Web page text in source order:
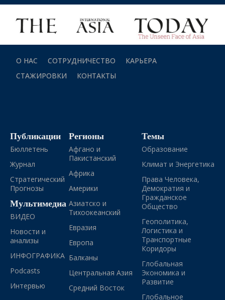
О НАС СОТРУДНИЧЕСТВО
КАРЬЕРА
СТАЖИРОВКИ
КОНТАКТЫ
Публикации
Бюллетень
Журнал
Стратегический
Прогнозы
Мультимедиа
ВИДЕО
Новости и
анализы
ИНФОГРАФИКА
Podcasts
Интервью
Регионы
Афгано и
Пакистанский
Африка
Америки
Азиатско и
Тихоокеанский
Евразия
Европа
Балканы
Центральная Азия
Средний Восток
Темы
Образование
Климат и Энергетика
Права Человека,
Демократия и
Гражданское
Общество
Геополитика,
Логистика и
Транспортные
Коридоры
Глобальная
Экономика и
Развитие
Глобальное